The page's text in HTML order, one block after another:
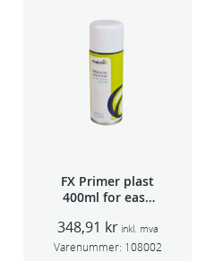
FX Primer plast
400ml for easy
TSP 030
348,91 kr inkl. mva
Varenummer: 108002